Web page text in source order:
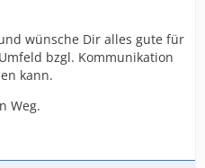
wünsche Dir alles gute für
bzgl. Kommunikation
kann.
Weg.